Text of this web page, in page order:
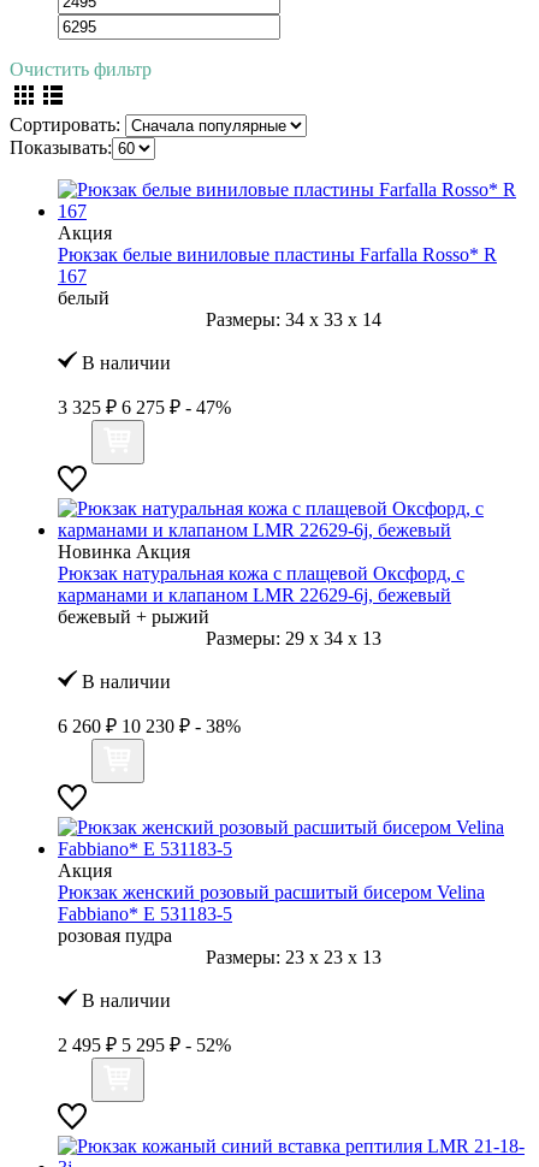
Очистить фильтр
Сортировать:
Показывать:
Акция
Рюкзак белые виниловые пластины Farfalla Rosso* R
167
белый
Размеры: 34 x 33 x 14
В наличии
3 325 ₽ 6 275 ₽ - 47%
Новинка Акция
Рюкзак натуральная кожа с плащевой Оксфорд, с
карманами и клапаном LMR 22629-6j, бежевый
бежевый + рыжий
Размеры: 29 x 34 x 13
В наличии
6 260 ₽ 10 230 ₽ - 38%
Акция
Рюкзак женский розовый расшитый бисером Velina
Fabbiano* E 531183-5
розовая пудра
Размеры: 23 x 23 x 13
В наличии
2 495 ₽ 5 295 ₽ - 52%